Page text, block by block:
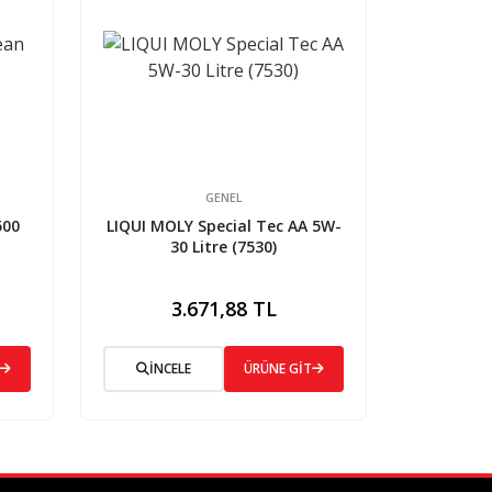
GENEL
LIQUI MOLY Special Tec AA 5W-
30 Litre (7530)
3.671,88 TL
İNCELE ÜRÜNE GİT